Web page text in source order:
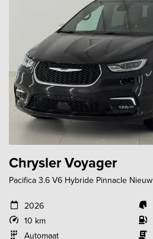
Chrysler Voyager
Pacifica 3.6 V6 Hybride Pinnacle Nieuw
2026
10 km
Automaat